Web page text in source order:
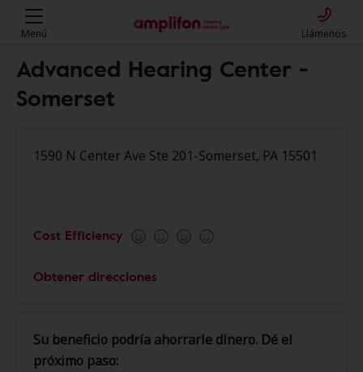
Menú Llámenos
Advanced Hearing Center -
Somerset
1590 N Center Ave Ste 201-Somerset, PA 15501
Cost Efficiency
Obtener direcciones
Su beneficio podría ahorrarle dinero. Dé el
próximo paso: